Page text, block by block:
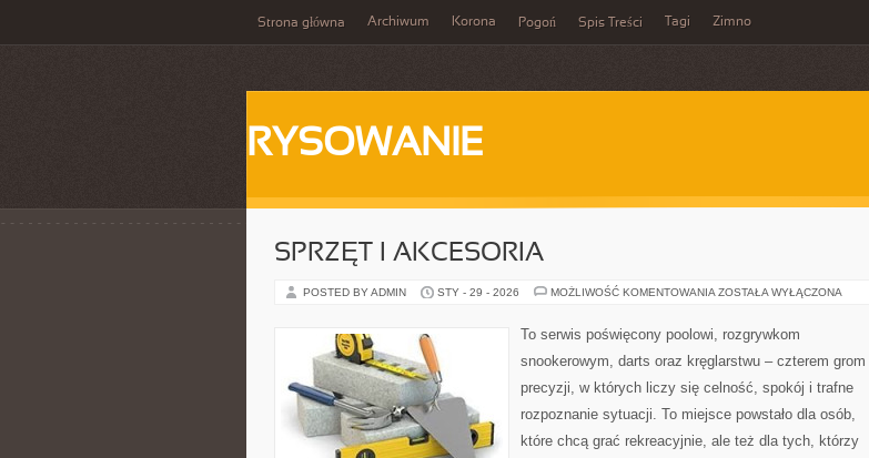
Strona główna Archiwum Korona Pogoń Spis Treści Tagi Zimno
RYSOWANIE
SPRZĘT I AKCESORIA
POSTED BY ADMIN STY - 29 - 2026 MOŻLIWOŚĆ KOMENTOWANIA SPRZĘT
ZOSTAŁA WYŁĄCZONA
To serwis poświęcony poolowi, rozgrywkom
snookerowym, darts oraz kręglarstwu – czterem grom
precyzji, w których liczy się celność, spokój i trafne
rozpoznanie sytuacji. To miejsce powstało dla osób,
które chcą grać rekreacyjnie, ale też dla tych, którzy